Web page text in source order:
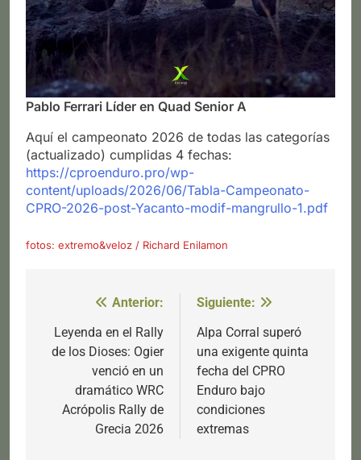
Pablo Ferrari Líder en Quad Senior A
Aquí el campeonato 2026 de todas las categorías
(actualizado) cumplidas 4 fechas:
https://cproenduro.pro/wp-
content/uploads/2026/06/Tabla-Campeonato-
CPRO-2026-post-Yacanto-modif-mangrullo-1.pdf
fotos: extremo&veloz / Richard Enilamon
Navegación
de
entradas
Anterior:
Leyenda en el Rally
de los Dioses: Ogier
venció en un
dramático WRC
Acrópolis Rally de
Grecia 2026
Siguiente:
Alpa Corral superó
una exigente quinta
fecha del CPRO
Enduro bajo
condiciones
extremas